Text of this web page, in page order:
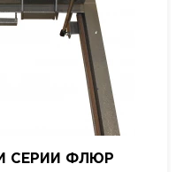
СЕРИИ ФЛЮР